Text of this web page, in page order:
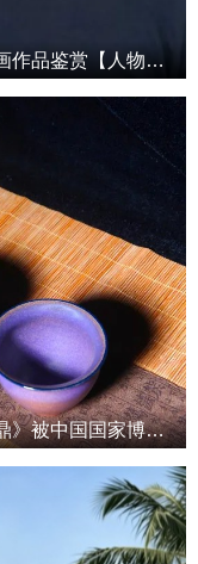
中国实力派著名书画家查自起——书画作品鉴赏【人物艺术专访】
著名陶瓷艺术大师徐克宁《云龙钧华鼎》被中国国家博物馆收藏